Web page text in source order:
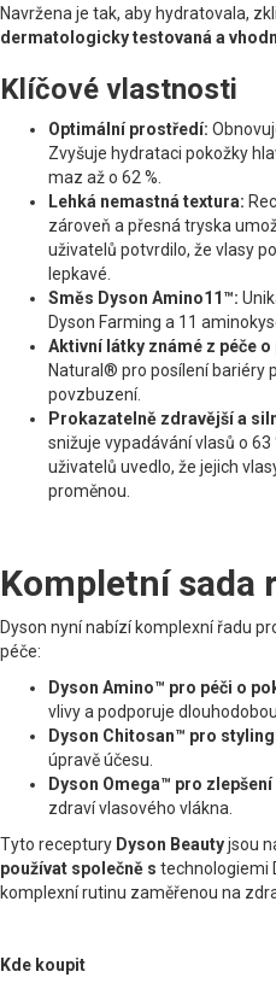
Navržena je tak, aby hydratovala,
dermatologicky testovaná a
Klíčové vlastnosti
Optimální prostředí:
Zvyšuje hydrataci pokožky
maz až o 62 %.
Lehká nemastná textura:
zároveň a přesná tryska
uživatelů potvrdilo, že vlasy
lepkavé.
Směs Dyson Amino11™:
Dyson Farming a 11
Aktivní látky známé z péče o
Natural® pro posílení bariéry
povzbuzení.
Prokazatelně zdravější a
snižuje vypadávání vlasů o
uživatelů uvedlo, že jejich
proměnou.
Kompletní sada
Dyson nyní nabízí komplexní řadu
péče:
Dyson Amino™ pro péči o
vlivy a podporuje
Dyson Chitosan™ pro
úpravě účesu.
Dyson Omega™ pro
zdraví vlasového vlákna.
Tyto receptury Dyson Beautyjsou
používat společně s technologiemi
komplexní rutinu zaměřenou na
Kde koupit